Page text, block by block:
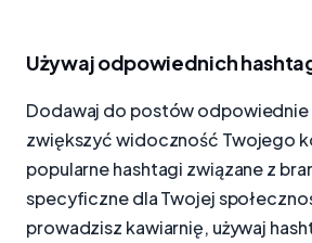
Używaj odpowiednich
Dodawaj do postów odpowiednie
zwiększyć widoczność Twojego
popularne hashtagi związane z
specyficzne dla Twojej
prowadzisz kawiarnię, używaj